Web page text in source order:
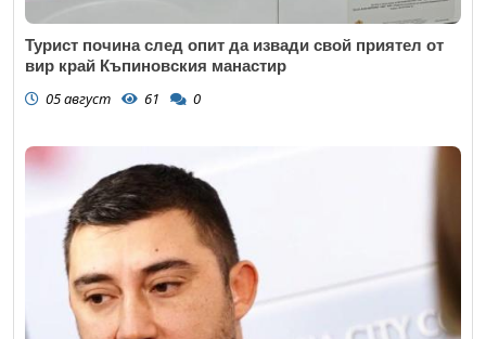
Турист почина след опит да извади свой приятел от
вир край Къпиновския манастир
05 август 61 0